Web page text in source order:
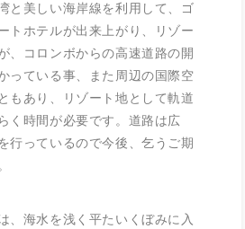
と美しい海岸線を利用して、ゴ
トホテルが出来上がり、リゾー
、コロンボからの高速道路の開
っている事、また周辺の国際空
もあり、リゾート地として軌道
く時間が必要です。道路は広
行っているので今後、乞うご期
、海水を浅く平たいくぼみに入